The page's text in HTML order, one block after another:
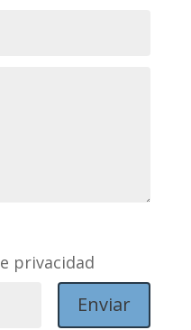
privacidad
Enviar